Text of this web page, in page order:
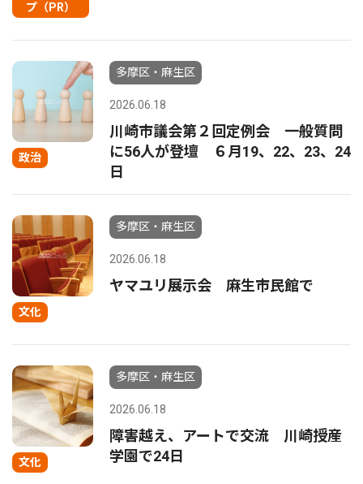
プ（PR）
政治
多摩区・麻生区
2026.06.18
川崎市議会第２回定例会 一般質問
に56人が登壇 ６月19、22、23、24
日
文化
多摩区・麻生区
2026.06.18
ヤマユリ展示会 麻生市民館で
文化
多摩区・麻生区
2026.06.18
障害越え、アートで交流 川崎授産
学園で24日